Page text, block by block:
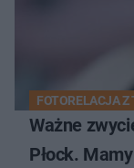
FOTORELACJA
Ważne
Płock.